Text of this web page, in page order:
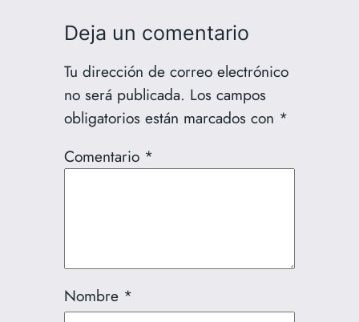
Deja un comentario
Tu dirección de correo electrónico
no será publicada. Los campos
obligatorios están marcados con *
Comentario *
Nombre *